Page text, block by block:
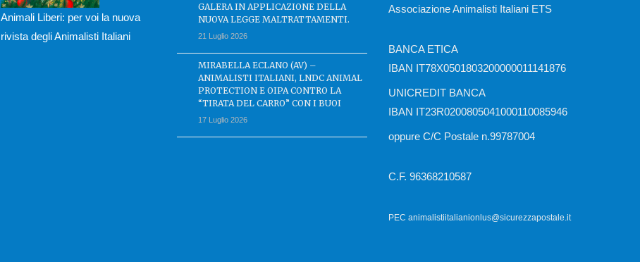
Animali Liberi: per voi la nuova
rivista degli Animalisti Italiani
GALERA IN APPLICAZIONE DELLA
NUOVA LEGGE MALTRATTAMENTI.
21 Luglio 2026
MIRABELLA ECLANO (AV) –
ANIMALISTI ITALIANI, LNDC ANIMAL
PROTECTION E OIPA CONTRO LA
“TIRATA DEL CARRO” CON I BUOI
17 Luglio 2026
Associazione Animalisti Italiani ETS
BANCA ETICA
IBAN IT78X0501803200000011141876
UNICREDIT BANCA
IBAN IT23R0200805041000110085946
oppure C/C Postale n.99787004
C.F. 96368210587
PEC animalistiitalianionlus@sicurezzapostale.it